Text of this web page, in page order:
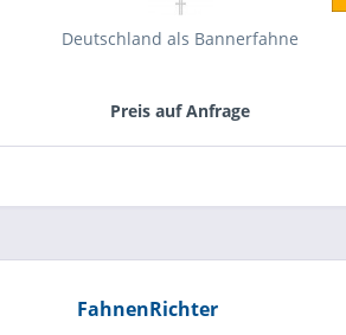
Deutschland als Bannerfahne
Preis auf Anfrage
FahnenRichter